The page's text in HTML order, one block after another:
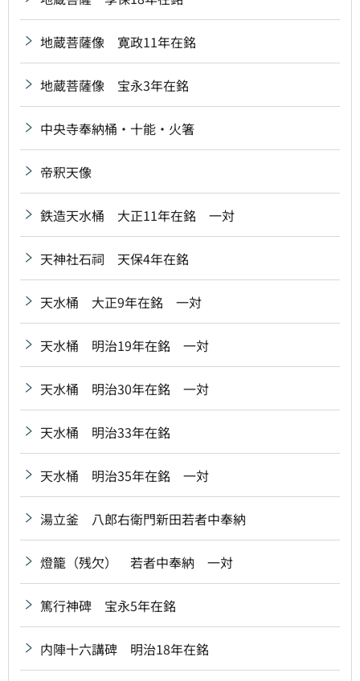
地蔵菩薩像 寛政11年在銘
地蔵菩薩像 宝永3年在銘
中央寺奉納桶・十能・火箸
帝釈天像
鉄造天水桶 大正11年在銘 一対
天神社石祠 天保4年在銘
天水桶 大正9年在銘 一対
天水桶 明治19年在銘 一対
天水桶 明治30年在銘 一対
天水桶 明治33年在銘
天水桶 明治35年在銘 一対
湯立釜 八郎右衛門新田若者中奉納
燈籠（残欠） 若者中奉納 一対
篤行神碑 宝永5年在銘
内陣十六講碑 明治18年在銘